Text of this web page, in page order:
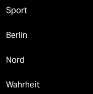
Sport
Berlin
Nord
Wahrheit